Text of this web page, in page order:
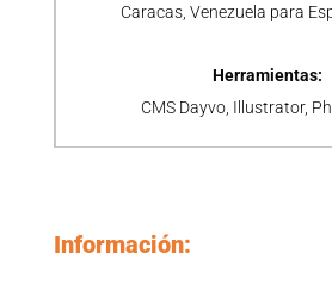
Caracas, Venezuela para
Herramientas:
CMS Dayvo, Illustrator,
Información: